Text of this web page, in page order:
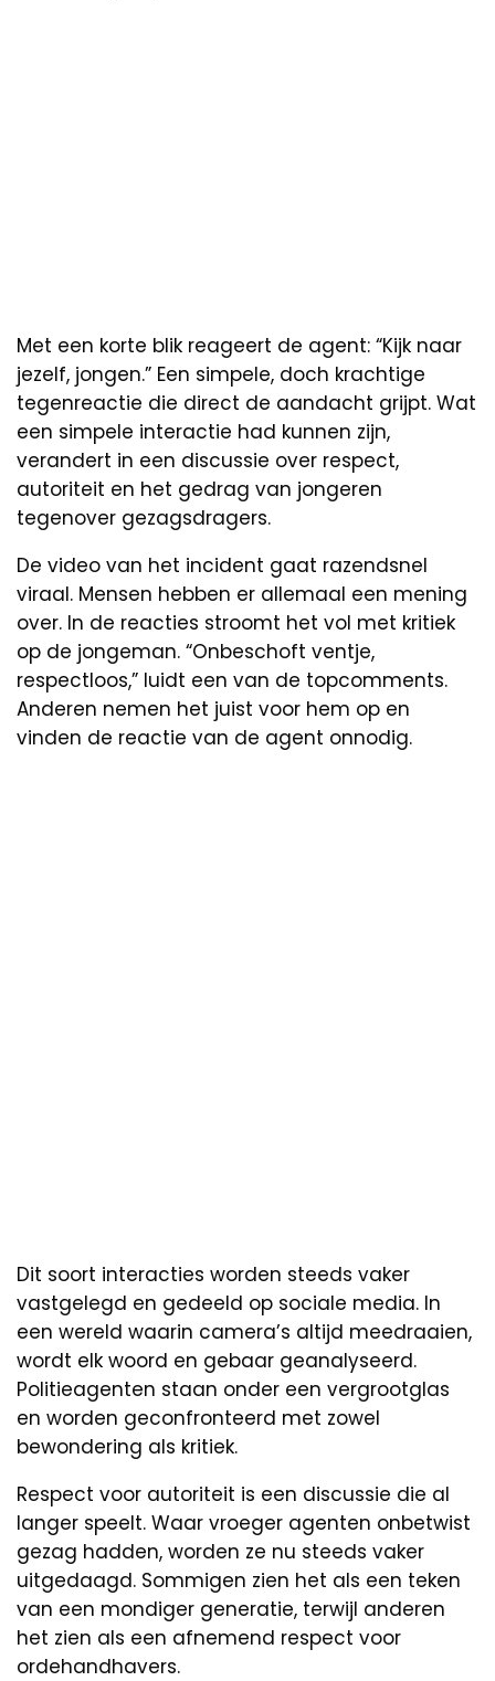
Met een korte blik reageert de agent: “Kijk naar
jezelf, jongen.” Een simpele, doch krachtige
tegenreactie die direct de aandacht grijpt. Wat
een simpele interactie had kunnen zijn,
verandert in een discussie over respect,
autoriteit en het gedrag van jongeren
tegenover gezagsdragers.
De video van het incident gaat razendsnel
viraal. Mensen hebben er allemaal een mening
over. In de reacties stroomt het vol met kritiek
op de jongeman. “Onbeschoft ventje,
respectloos,” luidt een van de topcomments.
Anderen nemen het juist voor hem op en
vinden de reactie van de agent onnodig.
Dit soort interacties worden steeds vaker
vastgelegd en gedeeld op sociale media. In
een wereld waarin camera’s altijd meedraaien,
wordt elk woord en gebaar geanalyseerd.
Politieagenten staan onder een vergrootglas
en worden geconfronteerd met zowel
bewondering als kritiek.
Respect voor autoriteit is een discussie die al
langer speelt. Waar vroeger agenten onbetwist
gezag hadden, worden ze nu steeds vaker
uitgedaagd. Sommigen zien het als een teken
van een mondiger generatie, terwijl anderen
het zien als een afnemend respect voor
ordehandhavers.